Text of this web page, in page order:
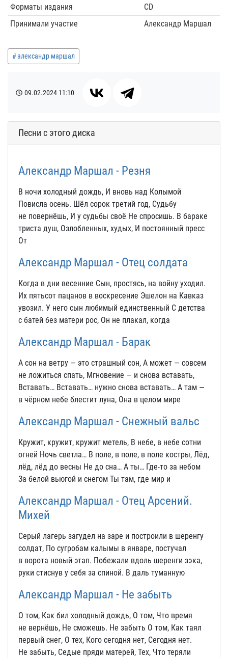
Форматы издания
CD
Принимали участие
Александр Маршал
александр маршал
09.02.2024 11:10
Песни с этого диска
Александр Маршал - Резня
В ночи холодный дождь, И вновь над Колымой
Повисла осень. Шёл сорок третий год, Судьбу
не повернёшь, И у судьбы своё Не спросишь. В бараке
триста душ, Озлобленных, худых, И постоянный пресс
От
Александр Маршал - Отец солдата
Когда в дни весенние Сын, простясь, на войну уходил.
Их пятьсот пацанов в воскресение Эшелон на Кавказ
увозил. У него сын любимый единственный С детства
с батей без матери рос, Он не плакал, когда
Александр Маршал - Барак
А сон на ветру — это страшный сон, А может — совсем
не ложиться спать, Мгновение — и снова вставать,
Вставать… Вставать… нужно снова вставать… А там —
в чёрном небе блестит луна, Она в целом мире
Александр Маршал - Снежный вальс
Кружит, кружит, кружит метель, В небе, в небе сотни
огней Ночь светла… В поле, в поле, в поле костры, Лёд,
лёд, лёд до весны Не до сна… А ты… Где-то за небом
За белой вьюгой и снегом Ты там, где мир и
Александр Маршал - Отец Арсений.
Михей
Серый лагерь загудел на заре и построили в шеренгу
солдат, По сугробам калымы в январе, постучал
в ворота новый этап. Побежали вдоль шеренги зэка,
руки стиснув у себя за спиной. В даль туманную
Александр Маршал - Не забыть
О том, Как бил холодный дождь, О том, Что время
не вернёшь, Не сможешь. Не забыть О том, Как таял
первый снег, О тех, Кого сегодня нет, Сегодня нет.
Не забыть, Седые пряди матерей, Тех, Что теряли